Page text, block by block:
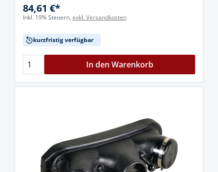
84,61 €*
Inkl. 19% Steuern, exkl. Versandkosten
kurzfristig verfügbar
In den Warenkorb